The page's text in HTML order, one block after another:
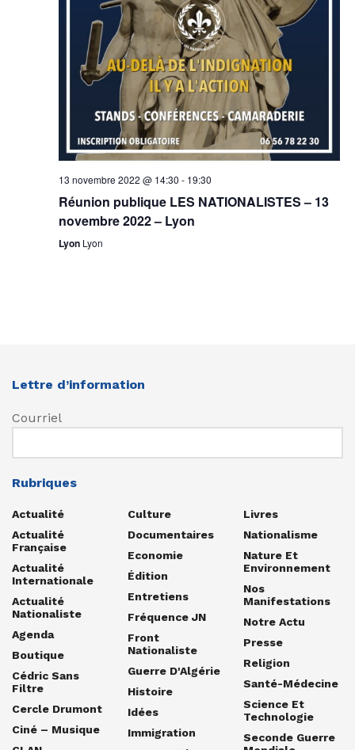
13 novembre 2022 @ 14:30 - 19:30
Réunion publique LES NATIONALISTES – 13
novembre 2022 – Lyon
Lyon Lyon
Lettre d’information
Courriel
Rubriques
Actualité
Actualité
Française
Actualité
Internationale
Actualité
Nationaliste
Agenda
Boutique
Cédric Sans
Filtre
Cercle Drumont
Ciné – Musique
Culture
Documentaires
Economie
Édition
Entretiens
Fréquence JN
Front
Nationaliste
Guerre D'Algérie
Histoire
Idées
Immigration
Livres
Nationalisme
Nature Et
Environnement
Nos
Manifestations
Notre Actu
Presse
Religion
Santé-Médecine
Science Et
Technologie
Seconde Guerre